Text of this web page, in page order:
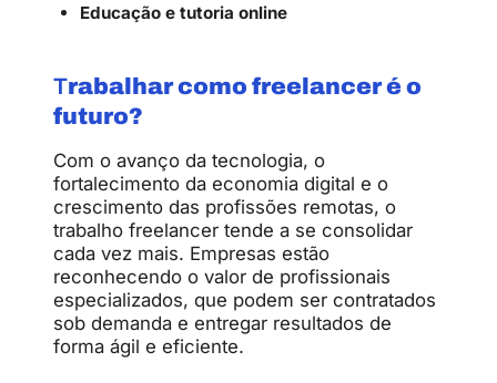
Educação e tutoria online
Trabalhar como freelancer é o
futuro?
Com o avanço da tecnologia, o
fortalecimento da economia digital e o
crescimento das profissões remotas, o
trabalho freelancer tende a se consolidar
cada vez mais. Empresas estão
reconhecendo o valor de profissionais
especializados, que podem ser contratados
sob demanda e entregar resultados de
forma ágil e eficiente.